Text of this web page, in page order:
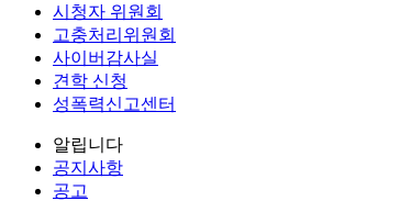
시청자 위원회
고충처리위원회
사이버감사실
견학 신청
성폭력신고센터
알립니다
공지사항
공고